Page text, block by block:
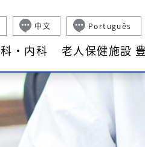
中文 Português
・内科 老人保健施設
塚原外科・内科 老人保健施設 豊寿苑